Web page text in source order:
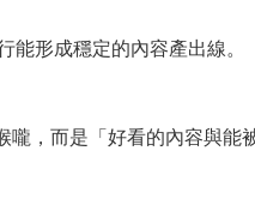
形成穩定的內容產出線。
嚨，而是「好看的內容與能